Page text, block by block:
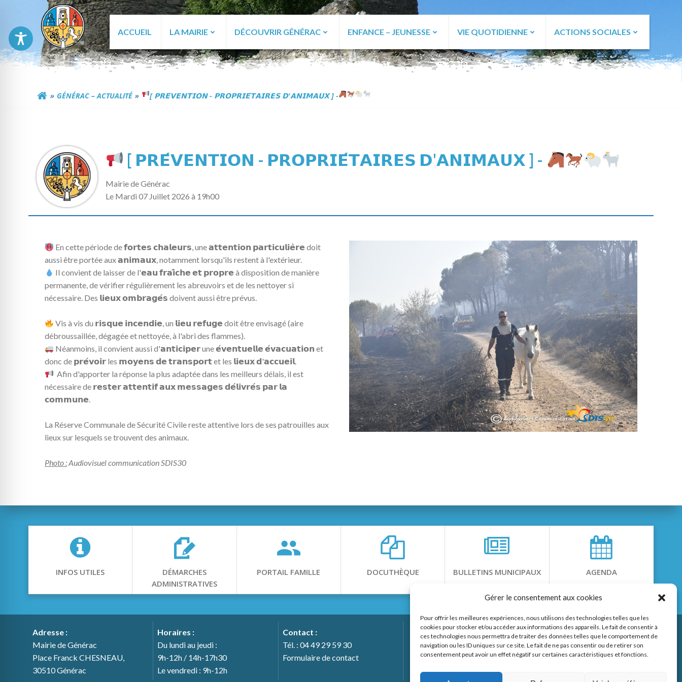
Gérer le consentement aux cookies
Pour offrir les meilleures expériences, nous utilisons des technologies telles que les
cookies pour stocker et/ou accéder aux informations des appareils. Le fait de consentir à
ces technologies nous permettra de traiter des données telles que le comportement de
navigation ou les ID uniques sur ce site. Le fait de ne pas consentir ou de retirer son
consentement peut avoir un effet négatif sur certaines caractéristiques et fonctions.
contenu
Commune de Générac
ACCUEIL LA MAIRIE DÉCOUVRIR GÉNÉRAC ENFANCE – JEUNESSE VIE QUOTIDIENNE ACTIONS SOCIALES
GÉNÉRAC – ACTUALITÉ [ 𝗣𝗥𝗘́𝗩𝗘𝗡𝗧𝗜𝗢𝗡 - 𝗣𝗥𝗢𝗣𝗥𝗜𝗘́𝗧𝗔𝗜𝗥𝗘𝗦 𝗗'𝗔𝗡𝗜𝗠𝗔𝗨𝗫 ] -
[ 𝗣𝗥𝗘́𝗩𝗘𝗡𝗧𝗜𝗢𝗡 - 𝗣𝗥𝗢𝗣𝗥𝗜𝗘́𝗧𝗔𝗜𝗥𝗘𝗦 𝗗'𝗔𝗡𝗜𝗠𝗔𝗨𝗫 ] -
Mairie de Générac
Le Mardi 07 Juillet 2026 à 19h00
En cette période de 𝗳𝗼𝗿𝘁𝗲𝘀 𝗰𝗵𝗮𝗹𝗲𝘂𝗿𝘀, une 𝗮𝘁𝘁𝗲𝗻𝘁𝗶𝗼𝗻 𝗽𝗮𝗿𝘁𝗶𝗰𝘂𝗹𝗶𝗲̀𝗿𝗲 doit
aussi être portée aux 𝗮𝗻𝗶𝗺𝗮𝘂𝘅, notamment lorsqu'ils restent à l'extérieur.
Il convient de laisser de l'𝗲𝗮𝘂 𝗳𝗿𝗮𝗶̂𝗰𝗵𝗲 𝗲𝘁 𝗽𝗿𝗼𝗽𝗿𝗲 à disposition de manière
permanente, de vérifier régulièrement les abreuvoirs et de les nettoyer si
nécessaire. Des 𝗹𝗶𝗲𝘂𝘅 𝗼𝗺𝗯𝗿𝗮𝗴𝗲́𝘀 doivent aussi être prévus.
Vis à vis du 𝗿𝗶𝘀𝗾𝘂𝗲 𝗶𝗻𝗰𝗲𝗻𝗱𝗶𝗲, un 𝗹𝗶𝗲𝘂 𝗿𝗲𝗳𝘂𝗴𝗲 doit être envisagé (aire
débroussaillée, dégagée et nettoyée, à l'abri des flammes).
Néanmoins, il convient aussi d'𝗮𝗻𝘁𝗶𝗰𝗶𝗽𝗲𝗿 une 𝗲́𝘃𝗲𝗻𝘁𝘂𝗲𝗹𝗹𝗲 𝗲́𝘃𝗮𝗰𝘂𝗮𝘁𝗶𝗼𝗻 et
donc de 𝗽𝗿𝗲́𝘃𝗼𝗶𝗿 les 𝗺𝗼𝘆𝗲𝗻𝘀 𝗱𝗲 𝘁𝗿𝗮𝗻𝘀𝗽𝗼𝗿𝘁 et les 𝗹𝗶𝗲𝘂𝘅 𝗱'𝗮𝗰𝗰𝘂𝗲𝗶𝗹.
Afin d'apporter la réponse la plus adaptée dans les meilleurs délais, il est
nécessaire de 𝗿𝗲𝘀𝘁𝗲𝗿 𝗮𝘁𝘁𝗲𝗻𝘁𝗶𝗳 𝗮𝘂𝘅 𝗺𝗲𝘀𝘀𝗮𝗴𝗲𝘀 𝗱𝗲́𝗹𝗶𝘃𝗿𝗲́𝘀 𝗽𝗮𝗿 𝗹𝗮
𝗰𝗼𝗺𝗺𝘂𝗻𝗲.
La Réserve Communale de Sécurité Civile reste attentive lors de ses patrouilles aux
lieux sur lesquels se trouvent des animaux.
Photo :Audiovisuel communication SDIS30
INFOS UTILES
DÉMARCHES
ADMINISTRATIVES
PORTAIL FAMILLE DOCUTHÈQUE BULLETINS MUNICIPAUX AGENDA
Adresse :
Mairie de Générac
Place Franck CHESNEAU,
30510 Générac
Horaires :
Du lundi au jeudi :
9h-12h / 14h-17h30
Le vendredi : 9h-12h
Contact :
Tél. : 04 49 29 59 30
Formulaire de contact
Notre page Facebook